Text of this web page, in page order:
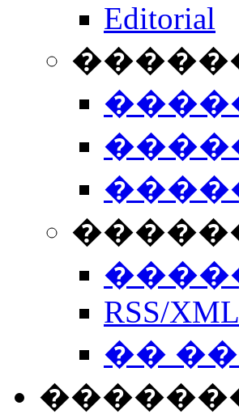
Editorial
RSS/
��